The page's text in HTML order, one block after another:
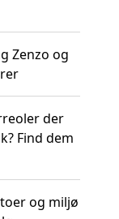
Zenzo og
der
Find dem
og miljø